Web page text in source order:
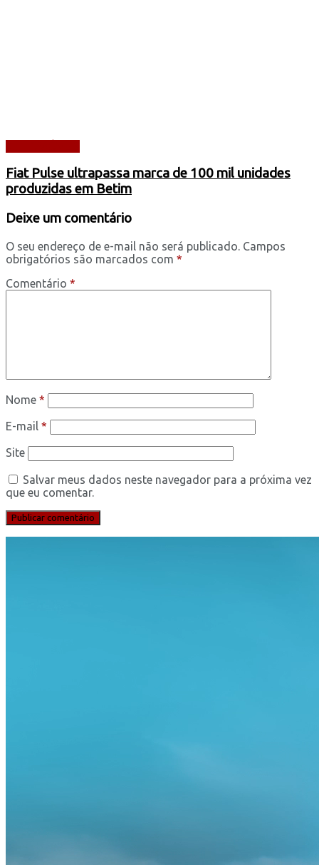
Fiat Pulse ultrapassa marca de 100 mil unidades
produzidas em Betim
Deixe um comentário
O seu endereço de e-mail não será publicado. Campos
obrigatórios são marcados com *
Comentário *
Nome *
E-mail *
Site
Salvar meus dados neste navegador para a próxima vez
que eu comentar.